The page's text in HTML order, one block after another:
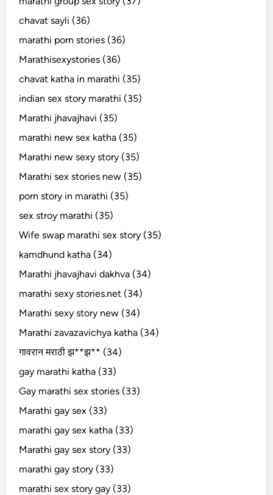
chavat sayli (36)
marathi porn stories (36)
Marathisexystories (36)
chavat katha in marathi (35)
indian sex story marathi (35)
Marathi jhavajhavi (35)
marathi new sex katha (35)
Marathi new sexy story (35)
Marathi sex stories new (35)
porn story in marathi (35)
sex stroy marathi (35)
Wife swap marathi sex story (35)
kamdhund katha (34)
Marathi jhavajhavi dakhva (34)
marathi sexy stories.net (34)
Marathi sexy story new (34)
Marathi zavazavichya katha (34)
गावरान मराठी झ**झ** (34)
gay marathi katha (33)
Gay marathi sex stories (33)
Marathi gay sex (33)
marathi gay sex katha (33)
Marathi gay sex story (33)
marathi gay story (33)
marathi sex story gay (33)